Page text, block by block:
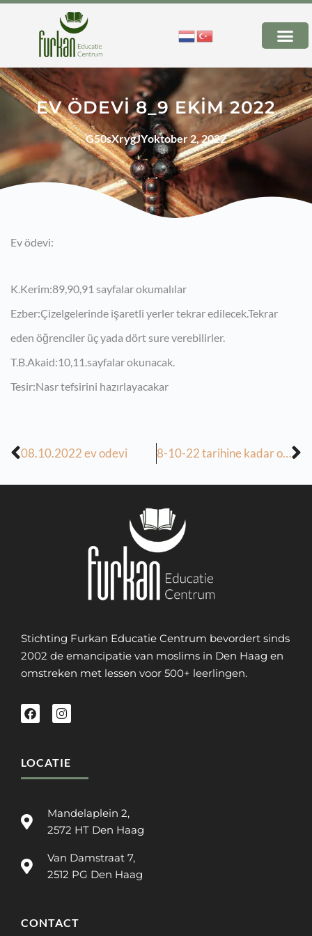
EV ÖDEVİ 8_9 EKİM 2022
G50sXrygJYoktober 2, 2022
Ev ödevi:
K.Kerim:89,90,91 sayfalar okumalılar
Ezber:Çizelgelerinde işaretli yerler tekrar edilecek.Tekrar
eden öğrenciler üç yada dört sure verebilirler.
T.B.Akaid:10,11.sayfalar okunacak.
Tesir:Nasr tefsirini hazırlayacakar
08.10.2022 ev odevi 8-10-22 tarihine kadar olan odevler
Stichting Furkan Educatie Centrum bevordert sinds
2002 de emancipatie van moslims in Den Haag en
omstreken met lessen voor 500+ leerlingen.
LOCATIE
Mandelaplein 2,
2572 HT Den Haag
Van Damstraat 7,
2512 PG Den Haag
CONTACT